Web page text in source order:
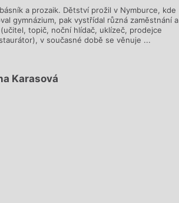
a prozaik. Dětství prožil v Nymburce, kde
gymnázium, pak vystřídal různá zaměstnání a
topič, noční hlídač, uklízeč, prodejce
v současné době se věnuje ...
Karasová